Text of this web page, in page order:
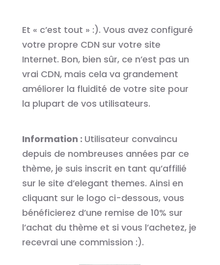
Et « c’est tout » :). Vous avez configuré
votre propre CDN sur votre site
Internet. Bon, bien sûr, ce n’est pas un
vrai CDN, mais cela va grandement
améliorer la fluidité de votre site pour
la plupart de vos utilisateurs.
Information : Utilisateur convaincu
depuis de nombreuses années par ce
thème, je suis inscrit en tant qu’affilié
sur le site d’elegant themes. Ainsi en
cliquant sur le logo ci-dessous, vous
bénéficierez d’une remise de 10% sur
l’achat du thème et si vous l’achetez, je
recevrai une commission :).